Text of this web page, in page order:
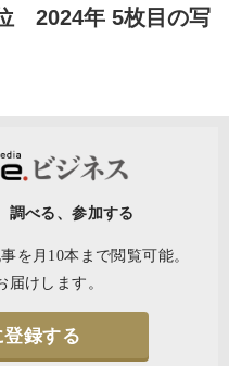
2024年 5枚目の写
調べる、参加する
を月10本まで閲覧可能。
届けします。
録する